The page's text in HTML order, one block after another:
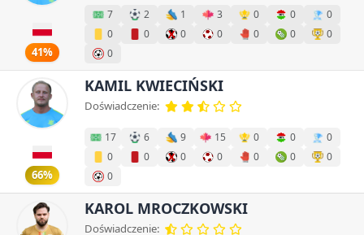
41%
7 2 1 3 0 0
0
0
0 0 0 0 0
0
0
66%
KAMIL KWIECIŃSKI
Doświadczenie:
17 6 9 15 0 0
0
0
0 0 0 0 0
0
0
KAROL MROCZKOWSKI
Doświadczenie: